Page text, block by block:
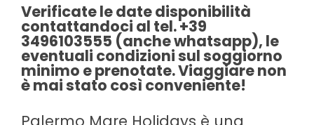
Verificate le date disponibilità
contattandoci al tel. +39
3496103555 (anche whatsapp), le
eventuali condizioni sul soggiorno
minimo e prenotate. Viaggiare non
è mai stato così conveniente!
Palermo Mare Holidays è una